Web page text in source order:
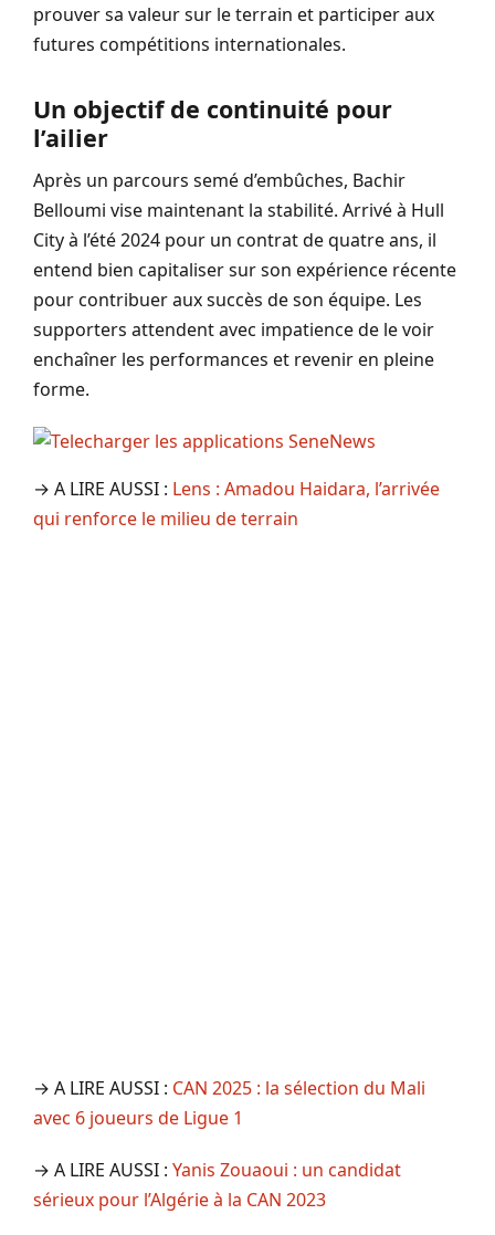
prouver sa valeur sur le terrain et participer aux
futures compétitions internationales.
Un objectif de continuité pour
l’ailier
Après un parcours semé d’embûches, Bachir
Belloumi vise maintenant la stabilité. Arrivé à Hull
City à l’été 2024 pour un contrat de quatre ans, il
entend bien capitaliser sur son expérience récente
pour contribuer aux succès de son équipe. Les
supporters attendent avec impatience de le voir
enchaîner les performances et revenir en pleine
forme.
→ A LIRE AUSSI : Lens : Amadou Haidara, l’arrivée
qui renforce le milieu de terrain
→ A LIRE AUSSI : CAN 2025 : la sélection du Mali
avec 6 joueurs de Ligue 1
→ A LIRE AUSSI : Yanis Zouaoui : un candidat
sérieux pour l’Algérie à la CAN 2023